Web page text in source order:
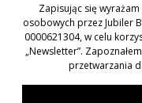
Zapisując się
osobowych przez Jubiler
0000621304, w celu
„Newsletter”.
przetwarzania